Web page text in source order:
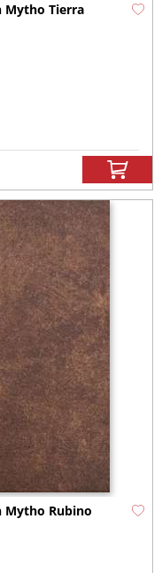
Mytho Tierra
Mytho Rubino